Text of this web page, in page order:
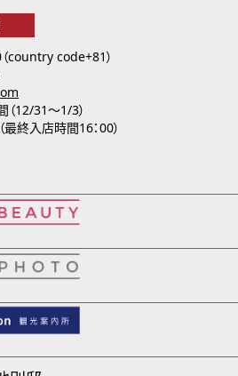
country code+81）
12/31～1/3）
最終入店時間16：00）